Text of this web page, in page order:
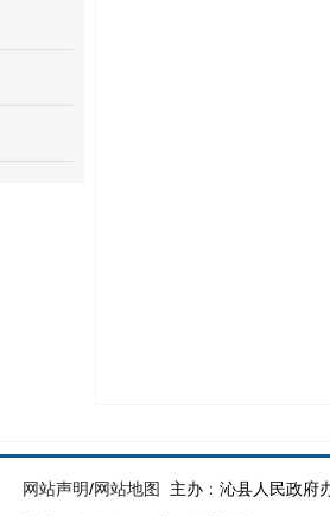
网站声明/网站地图
主办：沁县人民政府